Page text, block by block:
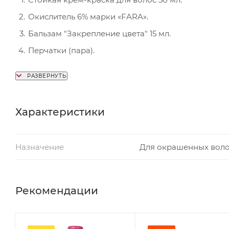
Окислитель 6% марки «FARA».
Бальзам "Закрепление цвета" 15 мл.
Перчатки (пара).
Характеристики
Назначение Для окрашенных
Рекомендации